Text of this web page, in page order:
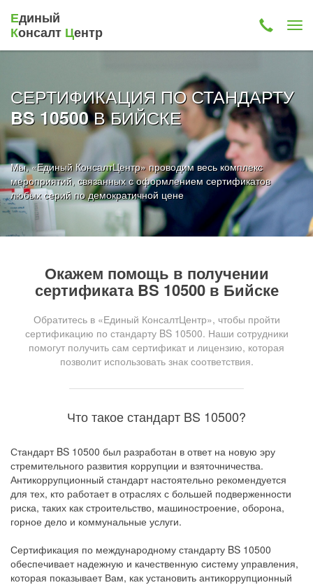
Единый
Консалт Центр
СЕРТИФИКАЦИЯ ПО СТАНДАРТУ
BS 10500В БИЙСКЕ
Мы, «Единый КонсалтЦентр» проводим весь комплекс
мероприятий, связанных с оформлением сертификатов
любых серий по демократичной цене
Окажем помощь в получении
сертификата BS 10500 в Бийске
Обратитесь в «Единый КонсалтЦентр», чтобы пройти
сертификацию по стандарту BS 10500. Наши сотрудники
помогут получить сам сертификат и лицензию, которая
позволит использовать знак соответствия.
Что такое стандарт BS 10500?
Стандарт BS 10500 был разработан в ответ на новую эру
стремительного развития коррупции и взяточничества.
Антикоррупционный стандарт настоятельно рекомендуется
для тех, кто работает в отраслях с большей подверженности
риска, таких как строительство, машиностроение, оборона,
горное дело и коммунальные услуги.
Сертификация по международному стандарту BS 10500
обеспечивает надежную и качественную систему управления,
которая показывает Вам, как установить антикоррупционный